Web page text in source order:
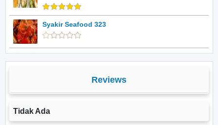
Syakir Seafood 323
Reviews
Tidak Ada